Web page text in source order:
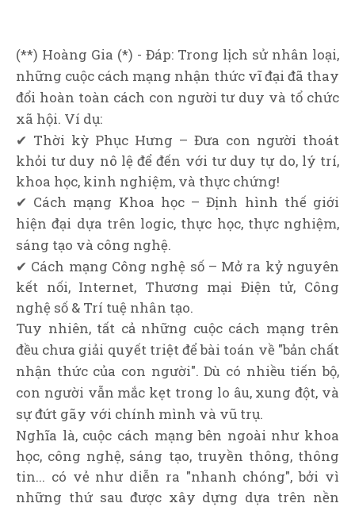
(**) Hoàng Gia (*) - Đáp: Trong lịch sử nhân loại,
những cuộc cách mạng nhận thức vĩ đại đã thay
đổi hoàn toàn cách con người tư duy và tổ chức
xã hội. Ví dụ:
✔ Thời kỳ Phục Hưng – Đưa con người thoát
khỏi tư duy nô lệ để đến với tư duy tự do, lý trí,
khoa học, kinh nghiệm, và thực chứng!
✔ Cách mạng Khoa học – Định hình thế giới
hiện đại dựa trên logic, thực học, thực nghiệm,
sáng tạo và công nghệ.
✔ Cách mạng Công nghệ số – Mở ra kỷ nguyên
kết nối, Internet, Thương mại Điện tử, Công
nghệ số & Trí tuệ nhân tạo.
Tuy nhiên, tất cả những cuộc cách mạng trên
đều chưa giải quyết triệt để bài toán về "bản chất
nhận thức của con người". Dù có nhiều tiến bộ,
con người vẫn mắc kẹt trong lo âu, xung đột, và
sự đứt gãy với chính mình và vũ trụ.
Nghĩa là, cuộc cách mạng bên ngoài như khoa
học, công nghệ, sáng tạo, truyền thông, thông
tin... có vẻ như diễn ra "nhanh chóng", bởi vì
những thứ sau được xây dựng dựa trên nền